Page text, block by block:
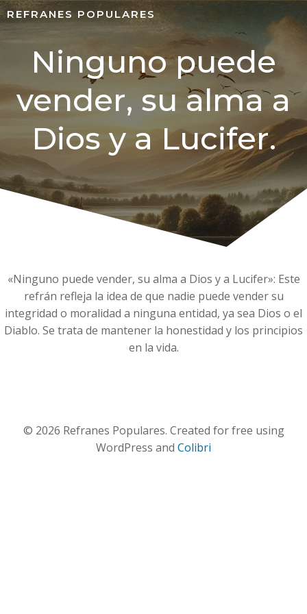
REFRANES POPULARES
Ninguno puede
vender, su alma a
Dios y a Lucifer.
«Ninguno puede vender, su alma a Dios y a Lucifer»: Este
refrán refleja la idea de que nadie puede vender su
integridad o moralidad a ninguna entidad, ya sea Dios o el
Diablo. Se trata de mantener la honestidad y los principios
en la vida.
© 2026 Refranes Populares. Created for free using
WordPress and Colibri